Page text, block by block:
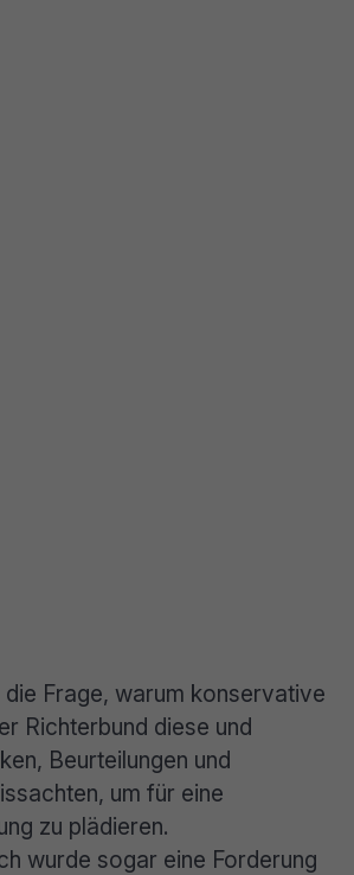
Frage, warum konservative
Richterbund diese und
Beurteilungen und
um für eine
zu plädieren.
wurde sogar eine Forderung